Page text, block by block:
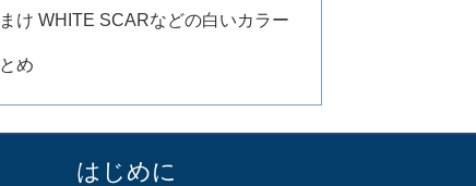
け WHITE SCARなどの白いカラー
め
はじめに